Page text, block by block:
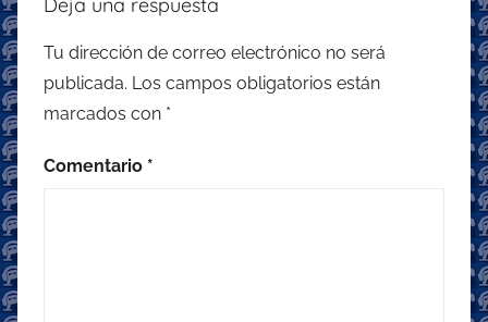
Tu dirección de correo electrónico no será
publicada. Los campos obligatorios están
marcados con *
Comentario *